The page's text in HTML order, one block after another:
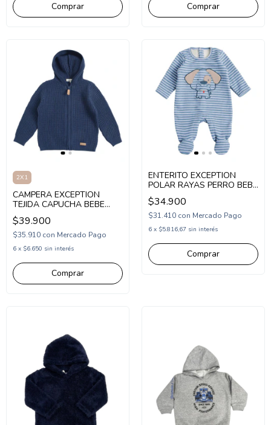
Comprar Comprar
2X1
CAMPERA EXCEPTION
TEJIDA CAPUCHA BEBE
(EX26BSW07)
$39.900
$35.910 con Mercado Pago
6 x $6.650 sin interés
Comprar
ENTERITO EXCEPTION
POLAR RAYAS PERRO BEBE
(EX26BO115)
$34.900
$31.410 con Mercado Pago
6 x $5.816,67 sin interés
Comprar